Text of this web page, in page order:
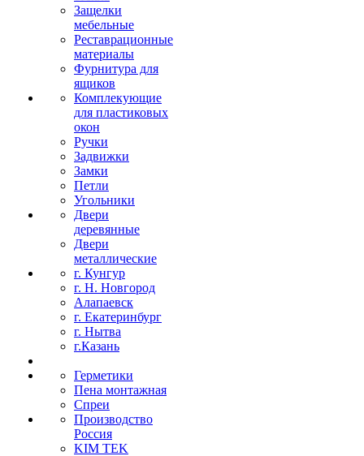
Защелки
мебельные
Реставрационные
материалы
Фурнитура для
ящиков
Комплекующие
для пластиковых
окон
Ручки
Задвижки
Замки
Петли
Угольники
Двери
деревянные
Двери
металлические
г. Кунгур
г. Н. Новгород
Алапаевск
г. Екатеринбург
г. Нытва
г.Казань
Герметики
Пена монтажная
Спреи
Производство
Россия
KIM TEK